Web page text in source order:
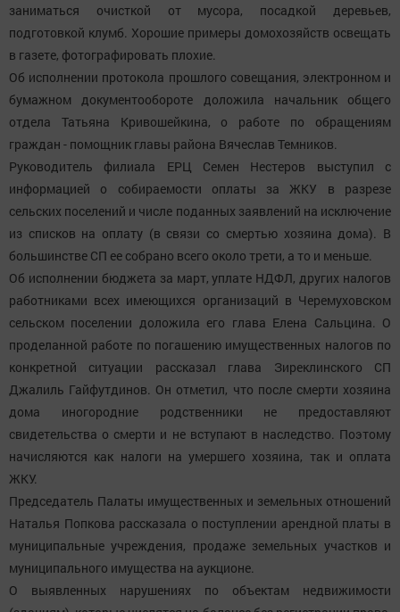
заниматься очисткой от мусора, посадкой деревьев,
подготовкой клумб. Хорошие примеры домохозяйств освещать
в газете, фотографировать плохие.
Об исполнении протокола прошлого совещания, электронном и
бумажном документообороте доложила начальник общего
отдела Татьяна Кривошейкина, о работе по обращениям
граждан - помощник главы района Вячеслав Темников.
Руководитель филиала ЕРЦ Семен Нестеров выступил с
информацией о собираемости оплаты за ЖКУ в разрезе
сельских поселений и числе поданных заявлений на исключение
из списков на оплату (в связи со смертью хозяина дома). В
большинстве СП ее собрано всего около трети, а то и меньше.
Об исполнении бюджета за март, уплате НДФЛ, других налогов
работниками всех имеющихся организаций в Черемуховском
сельском поселении доложила его глава Елена Сальцина. О
проделанной работе по погашению имущественных налогов по
конкретной ситуации рассказал глава Зиреклинского СП
Джалиль Гайфутдинов. Он отметил, что после смерти хозяина
дома иногородние родственники не предоставляют
свидетельства о смерти и не вступают в наследство. Поэтому
начисляются как налоги на умершего хозяина, так и оплата
ЖКУ.
Председатель Палаты имущественных и земельных отношений
Наталья Попкова рассказала о поступлении арендной платы в
муниципальные учреждения, продаже земельных участков и
муниципального имущества на аукционе.
О выявленных нарушениях по объектам недвижимости